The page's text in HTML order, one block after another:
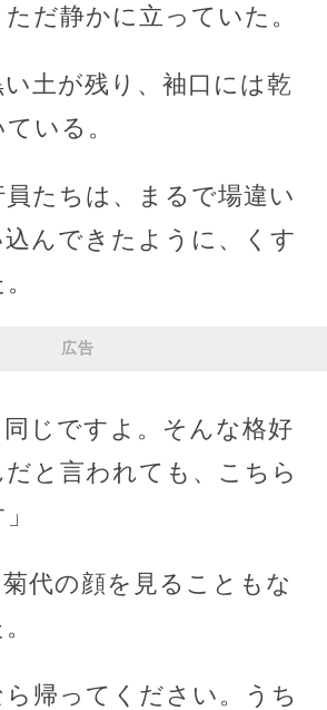
だ静かに立っていた。
土が残り、袖口には乾
いる。
たちは、まるで場違い
んできたように、くす
広告
同じですよ。そんな格好
と言われても、こちら
代の顔を見ることもな
ら帰ってください。うち